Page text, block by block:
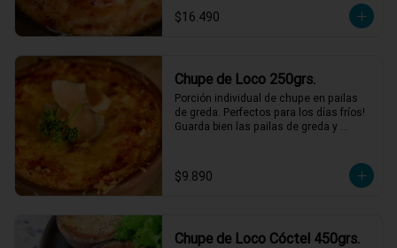
$16.490
Chupe de Loco 250grs.
Porción individual de chupe en pailas
de greda. Perfectos para los días fríos!
Guarda bien las pailas de greda y
$9.890
Chupe de Loco Cóctel 450grs.